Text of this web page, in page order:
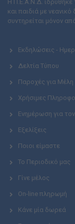
Η Π.Ε.Α.Ν.Δ. ιδρύθηκε
και παιδιά με
συντηρείται μόνον
Εκδηλώσεις -
Δελτία Τύπου
Παροχές για Μέλη
Χρήσιμες
Ενημέρωση για
Εξελίξεις
Ποιοι είμαστε
Το Περιοδικό μας
Γίνε μέλος
On-line πληρωμή
Κάνε μία δωρεά